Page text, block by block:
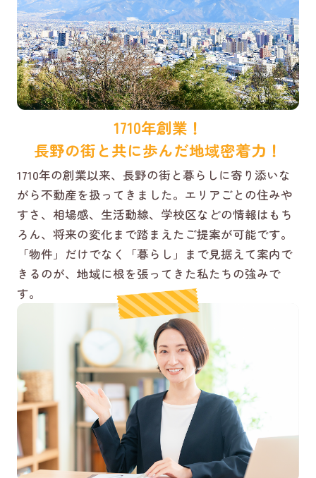
1710年創業！
長野の街と共に歩んだ地域密着力！
1710年の創業以来、長野の街と暮らしに寄り添いな
がら不動産を扱ってきました。エリアごとの住みや
すさ、相場感、生活動線、学校区などの情報はもち
ろん、将来の変化まで踏まえたご提案が可能です。
「物件」だけでなく「暮らし」まで見据えて案内で
きるのが、地域に根を張ってきた私たちの強みで
す。